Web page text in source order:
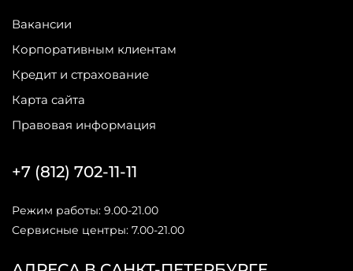
Вакансии
Корпоративным клиентам
Кредит и страхование
Карта сайта
Правовая информация
+7 (812) 702-11-11
Режим работы: 9.00-21.00
Сервисные центры: 7.00-21.00